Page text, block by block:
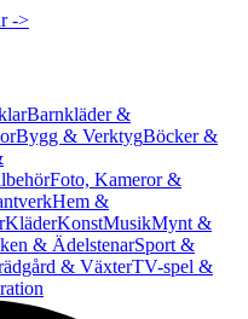
->
Barnkläder &
Bygg & VerktygBöcker &
Foto, Kameror &
Hem &
KläderKonstMusikMynt &
& ÄdelstenarSport &
& VäxterTV-spel &